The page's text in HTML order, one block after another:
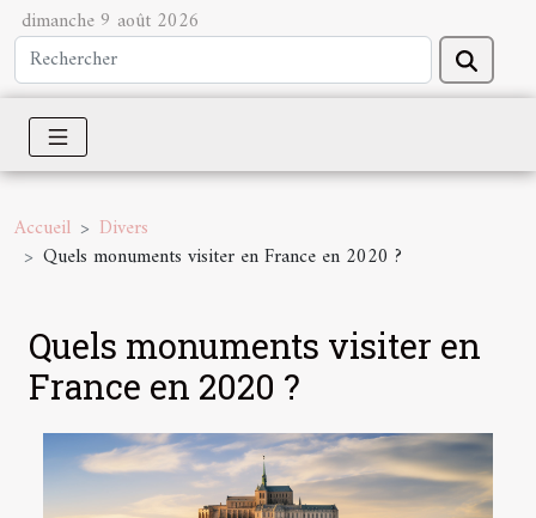
dimanche 9 août 2026
Accueil
Divers
Quels monuments visiter en France en 2020 ?
Quels monuments visiter en
France en 2020 ?